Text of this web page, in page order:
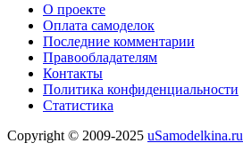
О проекте
Оплата самоделок
Последние комментарии
Правообладателям
Контакты
Политика конфиденциальности
Статистика
Copyright © 2009-2025 uSamodelkina.ru